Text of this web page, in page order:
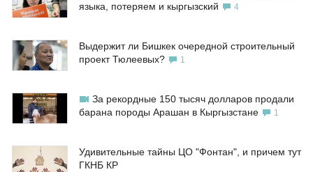
языка, потеряем и кыргызский
4
Выдержит ли Бишкек очередной строительный
проект Тюлеевых?
1
За рекордные 150 тысяч долларов продали
барана породы Арашан в Кыргызстане
1
Удивительные тайны ЦО "Фонтан", и причем тут
ГКНБ КР